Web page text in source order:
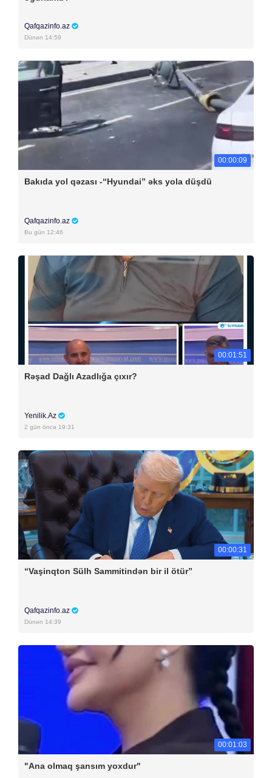
Qafqazinfo.az
Dünən 14:59
00:00:09
Bakıda yol qəzası -“Hyundai” əks yola düşdü
Qafqazinfo.az
Bu gün 12:46
00:01:51
Rəşad Dağlı Azadlığa çıxır?
Yenilik.Az
2 gün öncə 19:31
00:00:31
“Vaşinqton Sülh Sammitindən bir il ötür”
Qafqazinfo.az
Dünən 14:39
00:01:03
"Ana olmaq şansım yoxdur"